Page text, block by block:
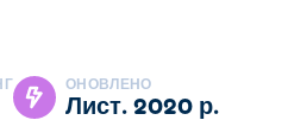
наших обраних Головоломки.
ОНОВЛЕНО
лист. 2020 р.